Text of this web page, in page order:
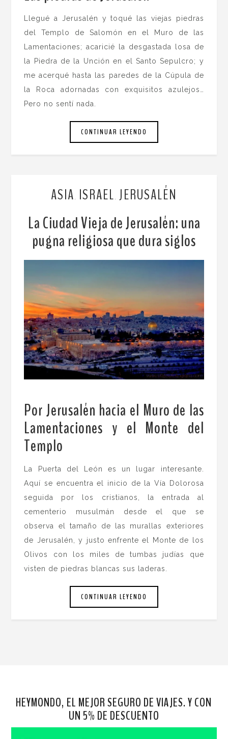
Llegué a Jerusalén y toqué las viejas piedras
del Templo de Salomón en el Muro de las
Lamentaciones; acaricié la desgastada losa de
la Piedra de la Unción en el Santo Sepulcro; y
me acerqué hasta las paredes de la Cúpula de
la Roca adornadas con exquisitos azulejos…
Pero no sentí nada.
CONTINUAR LEYENDO
ASIA ISRAEL JERUSALÉN
La Ciudad Vieja de Jerusalén: una
pugna religiosa que dura siglos
Por Jerusalén hacia el Muro de las
Lamentaciones y el Monte del
Templo
La Puerta del León es un lugar interesante.
Aquí se encuentra el inicio de la Vía Dolorosa
seguida por los cristianos, la entrada al
cementerio musulmán desde el que se
observa el tamaño de las murallas exteriores
de Jerusalén, y justo enfrente el Monte de los
Olivos con los miles de tumbas judías que
visten de piedras blancas sus laderas.
CONTINUAR LEYENDO
HEYMONDO, EL MEJOR SEGURO DE VIAJES. Y CON
UN 5% DE DESCUENTO